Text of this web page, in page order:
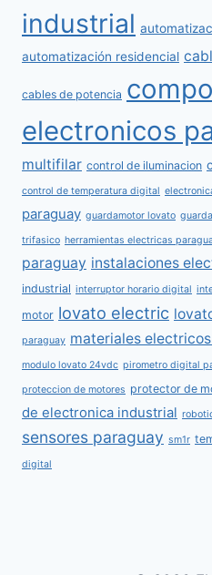
industrial
automatización residencial
cables de potencia
electronicos
multifilar control de iluminacion
control de temperatura digital
paraguay guardamotor lovato
trifasico herramientas electricas
paraguay instalaciones
industrial interruptor horario digital
motor lovato electric
paraguay materiales
modulo lovato 24vdc pirometro digital
proteccion de motores protector de
de electronica industrial
sensores paraguay sm1r
digital